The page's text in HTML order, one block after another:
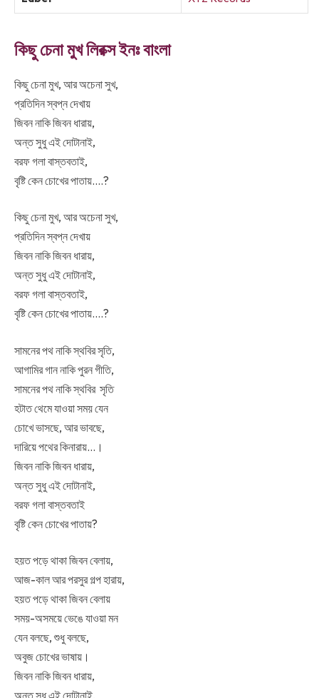
কিছু চেনা মুখ লিরক্স ইনঃ বাংলা
কিছু চেনা মুখ, আর অচেনা সুখ,
প্রতিদিন স্বপ্ন দেখায়
জিবন নাকি জিবন ধারায়,
অন্ত সুধু এই দোটানাই,
বরফ গলা বাস্তবতাই,
বৃষ্টি কেন চোখের পাতায়….?
কিছু চেনা মুখ, আর অচেনা সুখ,
প্রতিদিন স্বপ্ন দেখায়
জিবন নাকি জিবন ধারায়,
অন্ত সুধু এই দোটানাই,
বরফ গলা বাস্তবতাই,
বৃষ্টি কেন চোখের পাতায়….?
সামনের পথ নাকি স্থবির সৃতি,
আগামির গান নাকি পুরন গীতি,
সামনের পথ নাকি স্থবির সৃতি
হটাত থেমে যাওয়া সময় যেন
চোখে ভাসছে, আর ভাবছে,
দারিয়ে পথের কিনারায়…।
জিবন নাকি জিবন ধারায়,
অন্ত সুধু এই দোটানাই,
বরফ গলা বাস্তবতাই
বৃষ্টি কেন চোখের পাতায়?
হয়ত পড়ে থাকা জিবন বেলায়,
আজ-কাল আর পরসুর গল্প হারায়,
হয়ত পড়ে থাকা জিবন বেলায়
সময়-অসময়ে ভেঙে যাওয়া মন
যেন বলছে, শুধু বলছে,
অবুজ চোখের ভাষায়।
জিবন নাকি জিবন ধারায়,